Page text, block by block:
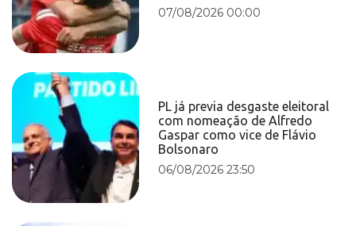
07/08/2026 00:00
PL já previa desgaste eleitoral
com nomeação de Alfredo
Gaspar como vice de Flávio
Bolsonaro
06/08/2026 23:50